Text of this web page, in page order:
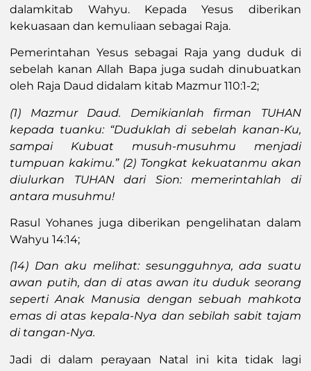
dalamkitab Wahyu. Kepada Yesus diberikan
kekuasaan dan kemuliaan sebagai Raja.
Pemerintahan Yesus sebagai Raja yang duduk di
sebelah kanan Allah Bapa juga sudah dinubuatkan
oleh Raja Daud didalam kitab Mazmur 110:1-2;
(1) Mazmur Daud. Demikianlah firman TUHAN
kepada tuanku: “Duduklah di sebelah kanan-Ku,
sampai Kubuat musuh-musuhmu menjadi
tumpuan kakimu.” (2) Tongkat kekuatanmu akan
diulurkan TUHAN dari Sion: memerintahlah di
antara musuhmu!
Rasul Yohanes juga diberikan pengelihatan dalam
Wahyu 14:14;
(14) Dan aku melihat: sesungguhnya, ada suatu
awan putih, dan di atas awan itu duduk seorang
seperti Anak Manusia dengan sebuah mahkota
emas di atas kepala-Nya dan sebilah sabit tajam
di tangan-Nya.
Jadi di dalam perayaan Natal ini kita tidak lagi